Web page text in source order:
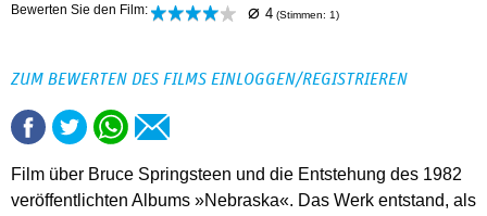
Bewerten Sie den Film: ⌀ 4 (Stimmen: 1)
ZUM BEWERTEN DES FILMS EINLOGGEN/REGISTRIEREN
Film über Bruce Springsteen und die Entstehung des 1982
veröffentlichten Albums »Nebraska«. Das Werk entstand, als